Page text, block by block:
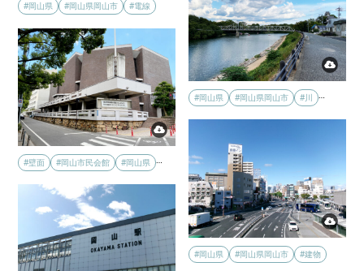
#岡山県 #岡山県岡山市 #電線
#岡山県 #岡山県岡山市 #川 …
#壁面 #岡山市民会館 #岡山県
#岡山県 #岡山県岡山市 #建物